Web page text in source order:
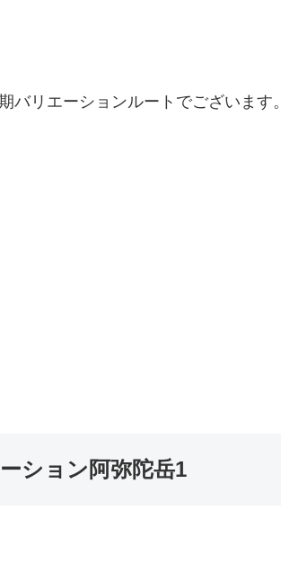
リエーションルートでございます。
ション阿弥陀岳1